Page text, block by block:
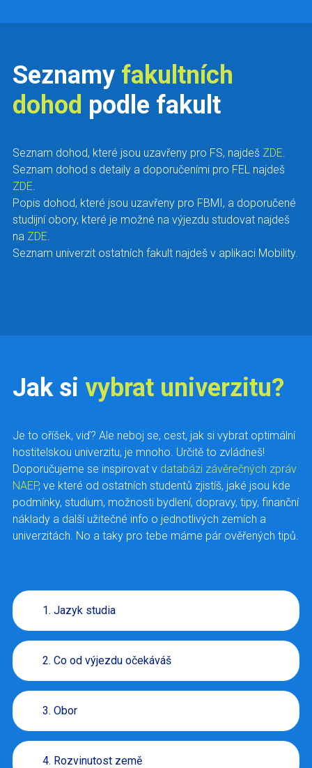
Seznamy fakultních
dohod podle fakult
Seznam dohod, které jsou uzavřeny pro FS, najdeš ZDE.
Seznam dohod s detaily a doporučeními pro FEL najdeš
ZDE.
Popis dohod, které jsou uzavřeny pro FBMI, a doporučené
studijní obory, které je možné na výjezdu studovat najdeš
na ZDE.
Seznam univerzit ostatních fakult najdeš v aplikaci Mobility.
Jak si vybrat univerzitu?
Je to oříšek, viď? Ale neboj se, cest, jak si vybrat optimální
hostitelskou univerzitu, je mnoho. Určitě to zvládneš!
Doporučujeme se inspirovat v databázi závěrečných zpráv
NAEP, ve které od ostatních studentů zjistíš, jaké jsou kde
podmínky, studium, možnosti bydlení, dopravy, tipy, finanční
náklady a další užitečné info o jednotlivých zemích a
univerzitách. No a taky pro tebe máme pár ověřených tipů.
1. Jazyk studia
2. Co od výjezdu očekáváš
3. Obor
4. Rozvinutost země